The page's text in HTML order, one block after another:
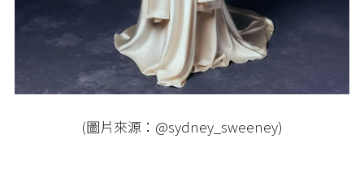
(圖片來源：@sydney_sweeney)